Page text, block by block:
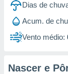
1199
Dias de
Acum. de
Vento médio:
Nascer e